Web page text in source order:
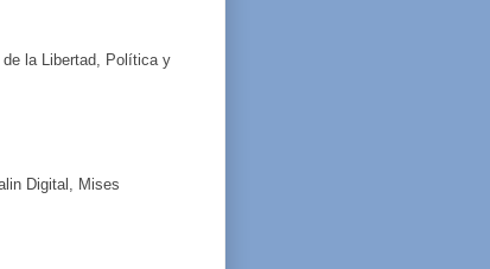
la Libertad, Política y
Digital, Mises